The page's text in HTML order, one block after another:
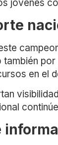
jóvenes
en el